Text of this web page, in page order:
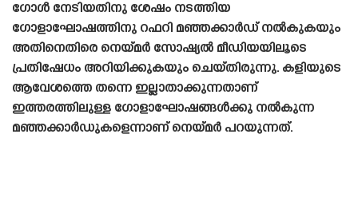
ഗോൾ നേടിയതിനു ശേഷം നടത്തിയ
ഗോളാഘോഷത്തിനു റഫറി മഞ്ഞക്കാർഡ് നൽകുകയും
അതിനെതിരെ നെയ്‌മർ സോഷ്യൽ മീഡിയയിലൂടെ
പ്രതിഷേധം അറിയിക്കുകയും ചെയ്‌തിരുന്നു. കളിയുടെ
ആവേശത്തെ തന്നെ ഇല്ലാതാക്കുന്നതാണ്
ഇത്തരത്തിലുള്ള ഗോളാഘോഷങ്ങൾക്കു നൽകുന്ന
മഞ്ഞക്കാർഡുകളെന്നാണ് നെയ്‌മർ പറയുന്നത്.